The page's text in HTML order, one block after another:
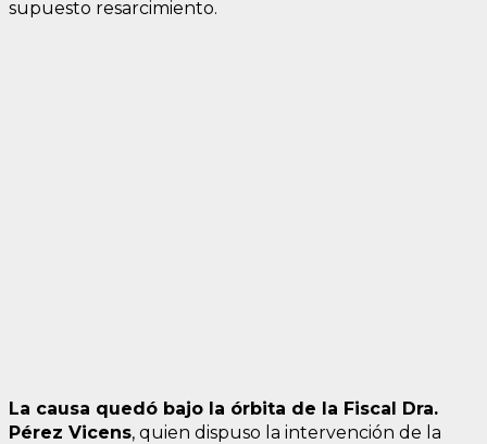
supuesto resarcimiento.
La causa quedó bajo la órbita de la Fiscal Dra.
Pérez Vicens, quien dispuso la intervención de la